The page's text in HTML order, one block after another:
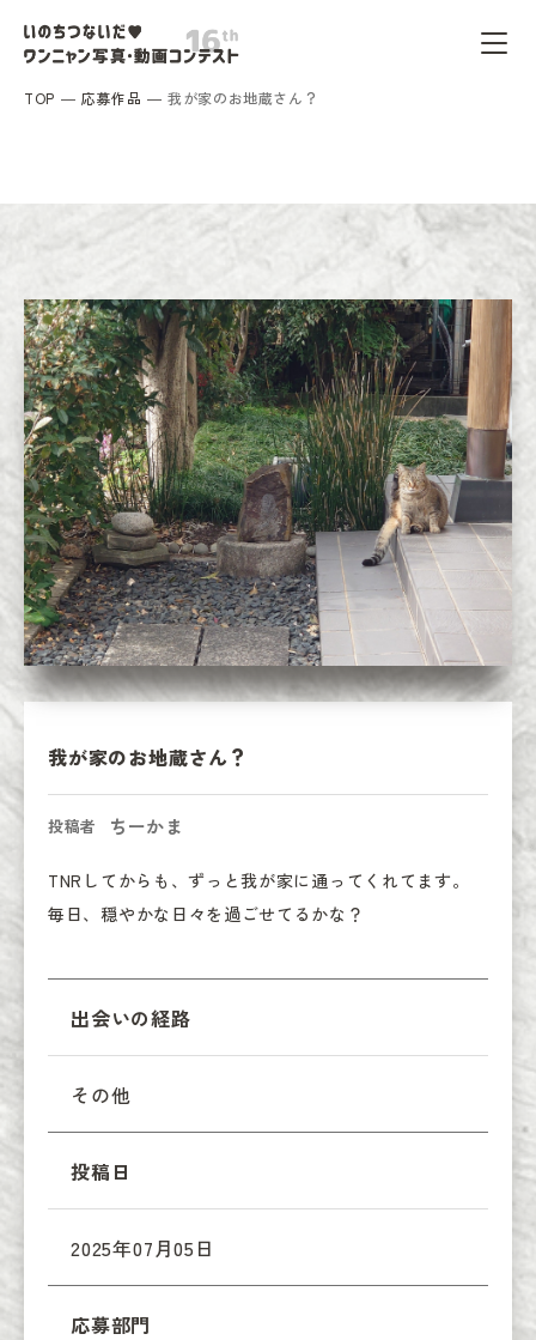
TOP 応募作品 我が家のお地蔵さん？
我が家のお地蔵さん？
投稿者 ちーかま
TNRしてからも、ずっと我が家に通ってくれてます。
毎日、穏やかな日々を過ごせてるかな？
出会いの経路
その他
投稿日
2025年07月05日
応募部門